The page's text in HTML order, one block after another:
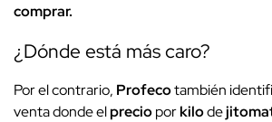
comprar.
¿Dónde está más caro?
Por el contrario, Profecotambién
venta donde elprecioporkilode